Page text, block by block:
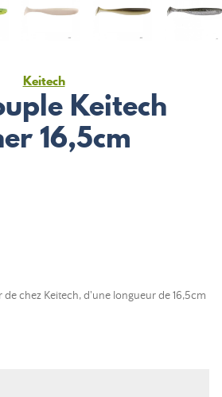
Keitech
Keitech
16,5cm
de chez Keitech, d'une longueur de 16,5cm